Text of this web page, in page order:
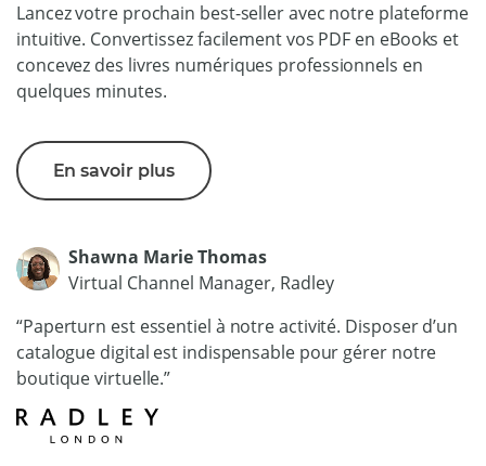
Lancez votre prochain best-seller avec notre plateforme
intuitive. Convertissez facilement vos PDF en eBooks et
concevez des livres numériques professionnels en
quelques minutes.
En savoir plus
Shawna Marie Thomas
Virtual Channel Manager, Radley
“Paperturn est essentiel à notre activité. Disposer d’un
catalogue digital est indispensable pour gérer notre
boutique virtuelle.”